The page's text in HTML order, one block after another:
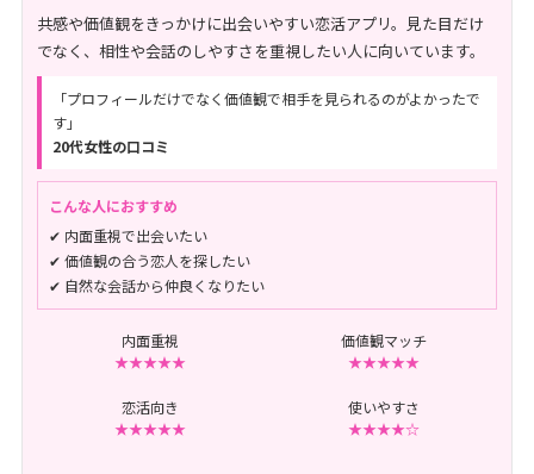
共感や価値観をきっかけに出会いやすい恋活アプリ。見た目だけ
でなく、相性や会話のしやすさを重視したい人に向いています。
「プロフィールだけでなく価値観で相手を見られるのがよかったで
す」
20代女性の口コミ
こんな人におすすめ
✔ 内面重視で出会いたい
✔ 価値観の合う恋人を探したい
✔ 自然な会話から仲良くなりたい
内面重視
★★★★★
価値観マッチ
★★★★★
恋活向き
★★★★★
使いやすさ
★★★★☆